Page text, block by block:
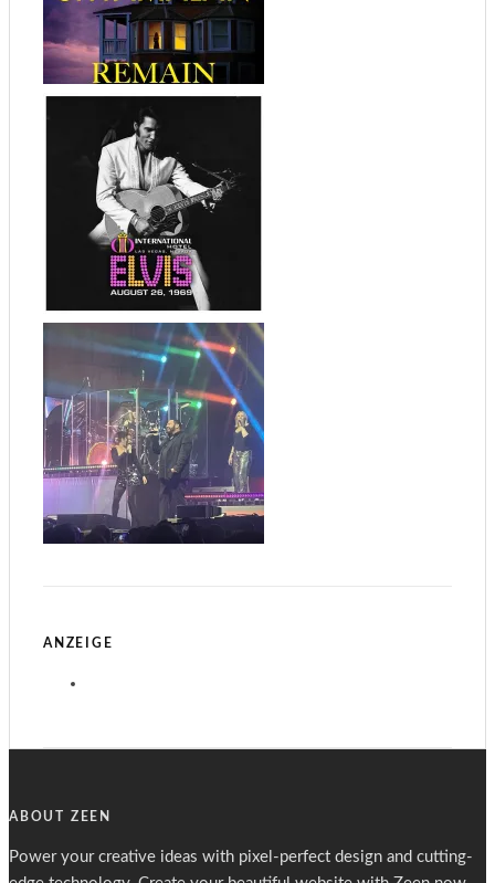
ANZEIGE
ABOUT ZEEN
Power your creative ideas with pixel-perfect design and cutting-